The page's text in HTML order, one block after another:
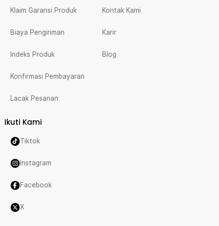
Klaim Garansi Produk
Biaya Pengiriman
Indeks Produk
Konfirmasi Pembayaran
Lacak Pesanan
Kontak Kami
Karir
Blog
Ikuti Kami
Tiktok
Instagram
Facebook
X